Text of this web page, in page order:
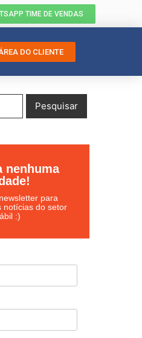
TIME DE VENDAS
DO CLIENTE
nenhuma
para
notícias do setor
:)